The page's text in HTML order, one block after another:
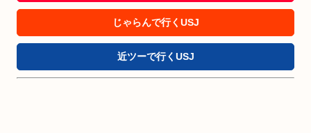
じゃらんで行くUSJ
近ツーで行くUSJ